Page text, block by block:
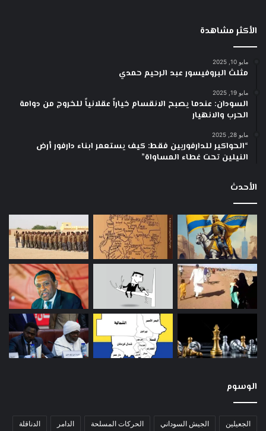
الأكثر مشاهدة
مايو 10, 2025
مثلث البروفيسور عبد الرحيم حمدي
مايو 19, 2025
السودان: عندما يصبح الانقسام خياراً عقلانياً للخروج من دوامة
الحرب والانهيار
مايو 28, 2025
“الحواكير للدارفوريين فقط: كيف يستعمر ابناء دارفور أرض
النيلين تحت غطاء المساواة”
الأحدث
الوسوم
الجعيلين الجيش السوداني الحركات المسلحة الدامر الدناقلة